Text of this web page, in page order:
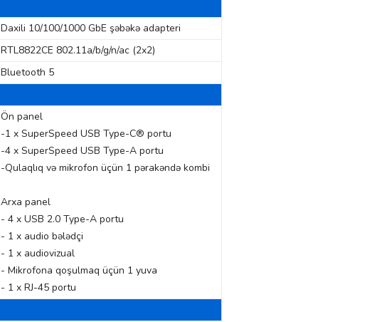
Daxili 10/100/1000 GbE şəbəkə adapteri
RTL8822CE 802.11a/b/g/n/ac (2x2)
Bluetooth 5
Ön panel
-1 x SuperSpeed ​​USB Type-C® portu
-4 x SuperSpeed ​​USB Type-A portu
-Qulaqlıq və mikrofon üçün 1 pərakəndə kombi
Arxa panel
- 4 x USB 2.0 Type-A portu
- 1 x audio bələdçi
- 1 x audiovizual
- Mikrofona qoşulmaq üçün 1 yuva
- 1 x RJ-45 portu